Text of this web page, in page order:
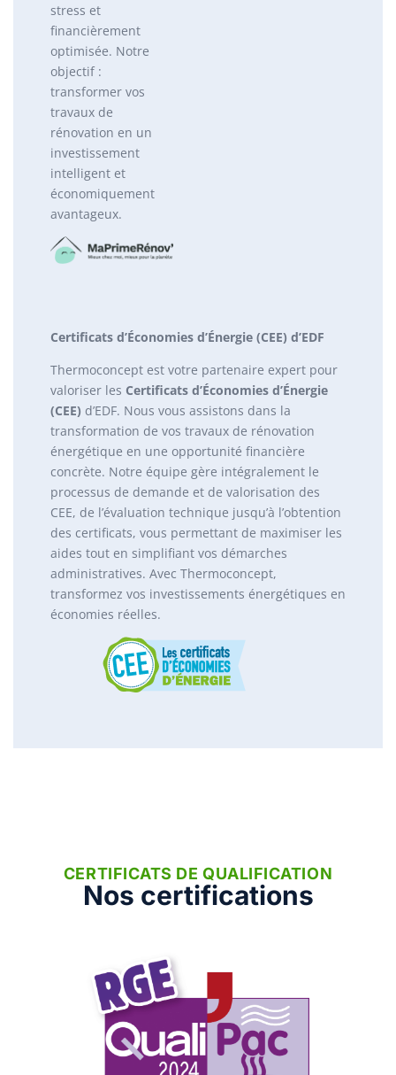
stress et
financièrement
optimisée. Notre
objectif :
transformer vos
travaux de
rénovation en un
investissement
intelligent et
économiquement
avantageux.
Certificats d’Économies d’Énergie (CEE) d’EDF
Thermoconcept est votre partenaire expert pour
valoriser les Certificats d’Économies d’Énergie
(CEE) d’EDF. Nous vous assistons dans la
transformation de vos travaux de rénovation
énergétique en une opportunité financière
concrète. Notre équipe gère intégralement le
processus de demande et de valorisation des
CEE, de l’évaluation technique jusqu’à l’obtention
des certificats, vous permettant de maximiser les
aides tout en simplifiant vos démarches
administratives. Avec Thermoconcept,
transformez vos investissements énergétiques en
économies réelles.
CERTIFICATS DE QUALIFICATION
Nos certifications